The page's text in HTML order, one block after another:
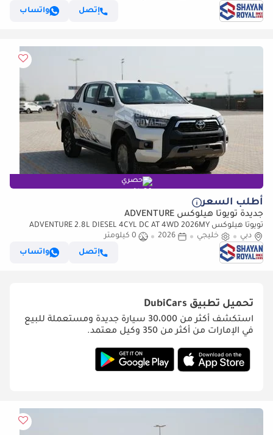
إتصل
واتساب
حصري
أطلب السعر
جديدة تويوتا هيلوكس ADVENTURE
تويوتا هيلوكس ADVENTURE 2.8L DIESEL 4CYL DC AT 4WD 2026MY
دبي
خليجي 2026
0 كيلومتر
إتصل
واتساب
تحميل تطبيق DubiCars
استكشف أكثر من 30،000 سيارة جديدة ومستعملة للبيع
في الإمارات من أكثر من 350 وكيل معتمد.